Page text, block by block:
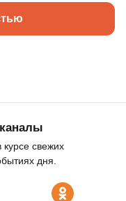
курсе свежих
дня.